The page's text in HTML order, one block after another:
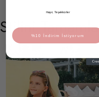
Stilini Tamamla
Hayır, Teşekkürler
%10 İndirim İstiyorum